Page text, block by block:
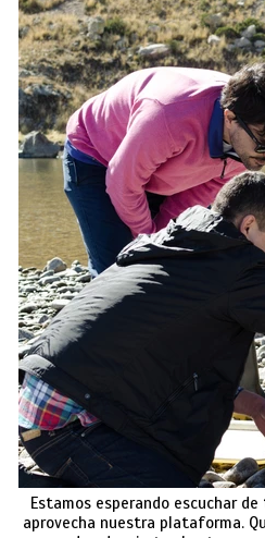
Estamos esperando escuchar
aprovecha nuestra plataforma.